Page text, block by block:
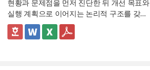
이 정확합니다. 또한 법정 연차휴가는 원칙적
으로 1일 단위 사용이 기본이며, 시간단위 사
용은 법적 의무사항이 아니라 회사가 취업규
칙 등을 통해 자율적으로 도입하는 제도이므
직 시작일과 종료일을 실제 승인된 휴직원 내
실제 일수를 정확히 세어 기재해야 이후 급여
해야 하며, 임의로 수량을 맞춰 기재하는 일이
없도록 해야 합니다. 하자여부를 "하자 없
음"으로 확인하는 경우에도 하자보증기간 내
에 새로운 하자가 발견될 수 있으므로, 이 확
💡 작성 팁
작업 완료 확인서는계획과 완료의 정확한 대
조가 가장 중요 하므로, 현장 실사를 통해 실제
완료된 개소·수량을 정확히 확인한 뒤 계획 수
현황과 문제점을 먼저 진단한 뒤 개선 목표와
실행 계획으로 이어지는 논리적 구조를 갖춘
업무 개선 보고서입니다. 개선분야를 IT·전산,
업무 프로세스, 안전, 품질 등으로 체크박스
👔 이 서식의 구성 특징